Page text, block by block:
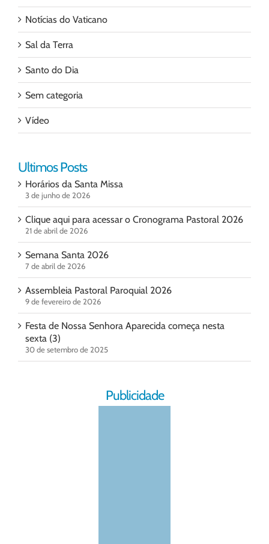
Notícias do Vaticano
Sal da Terra
Santo do Dia
Sem categoria
Vídeo
Ultimos Posts
Horários da Santa Missa
3 de junho de 2026
Clique aqui para acessar o Cronograma Pastoral 2026
21 de abril de 2026
Semana Santa 2026
7 de abril de 2026
Assembleia Pastoral Paroquial 2026
9 de fevereiro de 2026
Festa de Nossa Senhora Aparecida começa nesta
sexta (3)
30 de setembro de 2025
Publicidade